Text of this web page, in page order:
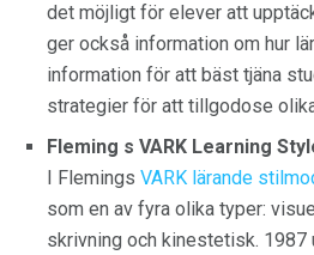
det möjligt för elever att
ger också information om hur
information för att bäst tjäna
strategier för att tillgodose
Fleming s VARK Learning
I Flemings VARK lärande
som en av fyra olika typer:
skrivning och kinestetisk. 1987